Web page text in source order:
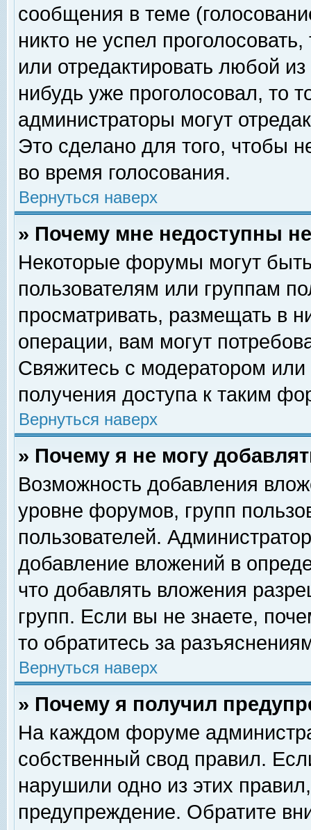
сообщения в теме
никто не успел
или отредактировать любой
нибудь уже проголосовал, то
администраторы могут
Это сделано для того, чтобы
во время голосования.
Вернуться наверх
» Почему мне недоступны
Некоторые форумы могут
пользователям или группам
просматривать, размещать в
операции, вам могут
Свяжитесь с модератором
получения доступа к таким
Вернуться наверх
» Почему я не могу
Возможность добавления
уровне форумов, групп
пользователей.
добавление вложений в
что добавлять вложения
групп. Если вы не знаете,
то обратитесь за
Вернуться наверх
» Почему я получил
На каждом форуме
собственный свод правил.
нарушили одно из этих
предупреждение. Обратите